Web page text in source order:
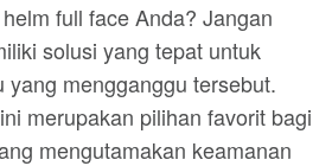
full face Anda? Jangan
solusi yang tepat untuk
yang mengganggu tersebut.
merupakan pilihan favorit bagi
mengutamakan keamanan